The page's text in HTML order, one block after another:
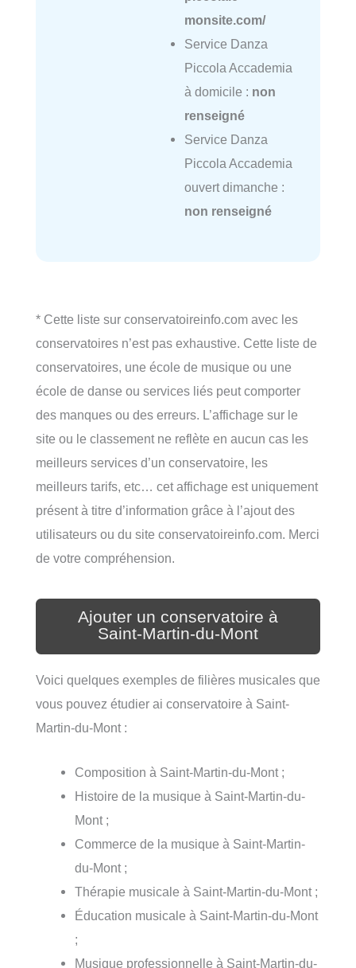
monsite.com/
Service Danza
Piccola Accademia
à domicile : non
renseigné
Service Danza
Piccola Accademia
ouvert dimanche :
non renseigné
* Cette liste sur conservatoireinfo.com avec les
conservatoires n’est pas exhaustive. Cette liste de
conservatoires, une école de musique ou une
école de danse ou services liés peut comporter
des manques ou des erreurs. L’affichage sur le
site ou le classement ne reflète en aucun cas les
meilleurs services d’un conservatoire, les
meilleurs tarifs, etc… cet affichage est uniquement
présent à titre d’information grâce à l’ajout des
utilisateurs ou du site conservatoireinfo.com. Merci
de votre compréhension.
Ajouter un conservatoire à
Saint-Martin-du-Mont
Voici quelques exemples de filières musicales que
vous pouvez étudier ai conservatoire à Saint-
Martin-du-Mont :
Composition à Saint-Martin-du-Mont ;
Histoire de la musique à Saint-Martin-du-
Mont ;
Commerce de la musique à Saint-Martin-
du-Mont ;
Thérapie musicale à Saint-Martin-du-Mont ;
Éducation musicale à Saint-Martin-du-Mont
;
Musique professionnelle à Saint-Martin-du-